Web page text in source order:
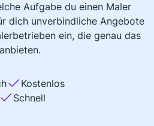
Aufgabe du einen Maler
dich unverbindliche Angebote
ein, die genau das
anbieten.
Kostenlos
Schnell